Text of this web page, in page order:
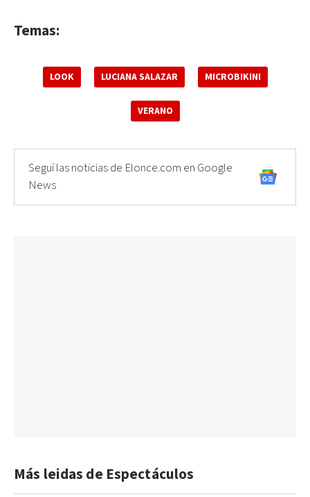
Temas:
LOOK LUCIANA SALAZAR MICROBIKINI
VERANO
Seguí las noticias de Elonce.com en Google
News
Más leidas de Espectáculos